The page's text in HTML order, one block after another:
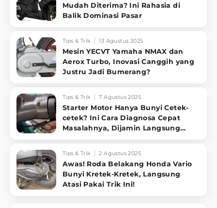
Mudah Diterima? Ini Rahasia di
Balik Dominasi Pasar
Tips & Trik 13 Agustus 2025
Mesin YECVT Yamaha NMAX dan
Aerox Turbo, Inovasi Canggih yang
Justru Jadi Bumerang?
Tips & Trik 7 Agustus 2025
Starter Motor Hanya Bunyi Cetek-
cetek? Ini Cara Diagnosa Cepat
Masalahnya, Dijamin Langsung
Tips & Trik 2 Agustus 2025
Awas! Roda Belakang Honda Vario
Bunyi Kretek-Kretek, Langsung
Atasi Pakai Trik Ini!